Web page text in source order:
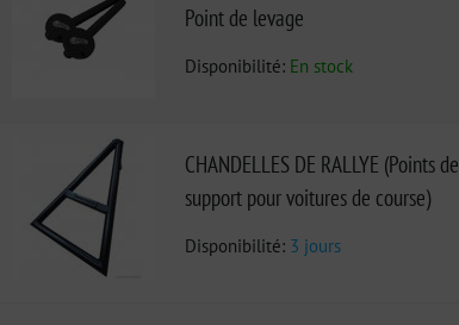
Point de levage
Disponibilité: En stock
CHANDELLES DE RALLYE (Points de
support pour voitures de course)
Disponibilité: 3 jours